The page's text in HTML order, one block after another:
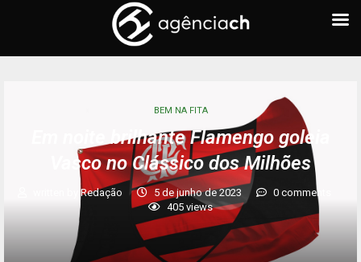
BEM NA FITA
Em noite brilhante Flamengo goleia
Vasco no Clássico dos Milhões
Redação 5 de junho de 2023
0 comments
405 views